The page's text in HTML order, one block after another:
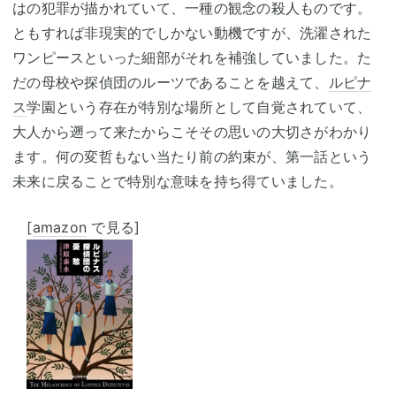
はの犯罪が描かれていて、一種の観念の殺人ものです。
ともすれば非現実的でしかない動機ですが、洗濯された
ワンピースといった細部がそれを補強していました。た
だの母校や探偵団のルーツであることを越えて、 ルピナ
ス学園という存在が特別な場所として自覚されていて、
大人から遡って来たからこそその思いの大切さがわかり
ます。何の変哲もない当たり前の約束が、第一話という
未来に戻ることで特別な意味を持ち得ていました。
[amazon で見る]